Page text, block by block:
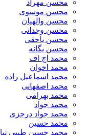
محسن مهراد
محسن موسوی
محسن والهیان
محسن وجدانی
محسن یاحقی
محسن یگانه
محمد اچ اف
محمد اخوان
محمد اسماعیل زاده
محمد اصفهانی
محمد بهرامی
محمد جواد
محمد جواد درجزی
محمد حسین
محمد حسین طیبی نیا